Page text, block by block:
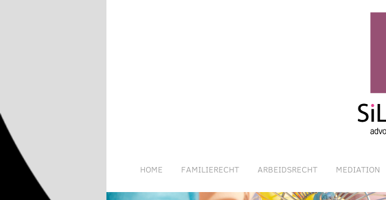
HOME FAMILIERECHT ARBEIDSRECHT MEDIATION